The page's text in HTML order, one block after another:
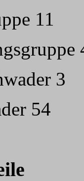
11
3
54